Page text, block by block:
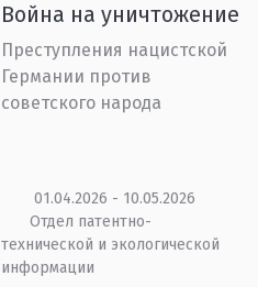
Война на уничтожение
Преступления нацистской
Германии против
советского народа
01.04.2026 - 10.05.2026
Отдел патентно-
технической и экологической
информации